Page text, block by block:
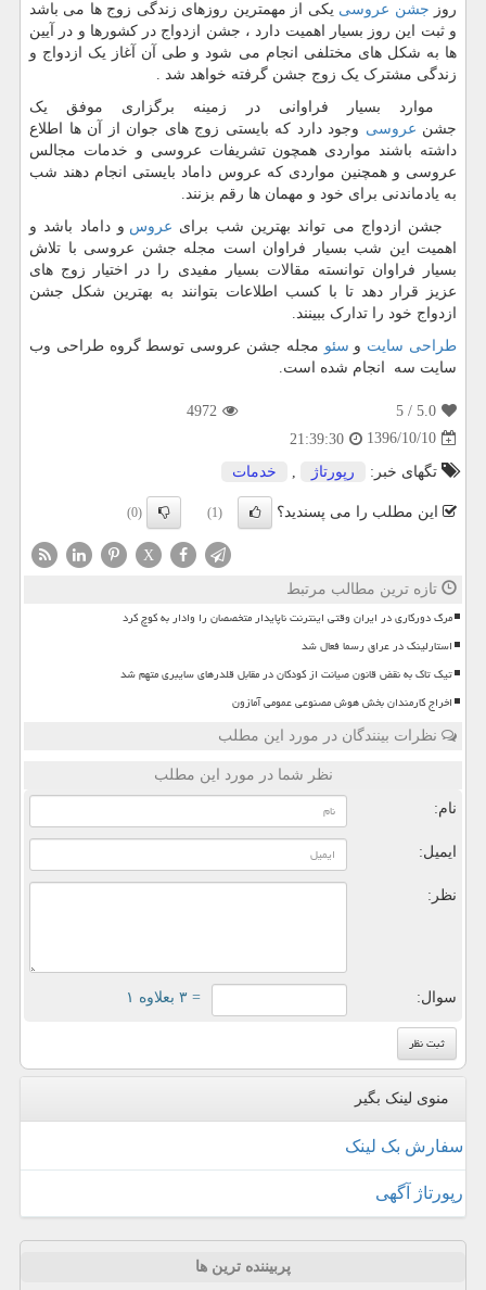
روز جشن عروسی یکی از مهمترین روزهای زندگی زوج ها می باشد
و ثبت این روز بسیار اهمیت دارد ، جشن ازدواج در کشورها و در آیین
ها به شکل های مختلفی انجام می شود و طی آن آغاز یک ازدواج و
زندگی مشترک یک زوج جشن گرفته خواهد شد .
موارد بسیار فراوانی در زمینه برگزاری موفق یک
جشن عروسی وجود دارد که بایستی زوج های جوان از آن ها اطلاع
داشته باشند مواردی همچون تشریفات عروسی و خدمات مجالس
عروسی و همچنین مواردی که عروس داماد بایستی انجام دهند شب
به یادماندنی برای خود و مهمان ها رقم بزنند.
جشن ازدواج می تواند بهترین شب برای عروس و داماد باشد و
اهمیت این شب بسیار فراوان است مجله جشن عروسی با تلاش
بسیار فراوان توانسته مقالات بسیار مفیدی را در اختیار زوج های
عزیز قرار دهد تا با کسب اطلاعات بتوانند به بهترین شکل جشن
ازدواج خود را تدارک ببینند.
طراحی سایت و سئو مجله جشن عروسی توسط گروه طراحی وب
سایت سه انجام شده است.
5.0
/ 5
4972
1396/10/10
21:39:30
تگهای خبر:
رپورتاژ خدمات
این مطلب را می پسندید؟ (1)
(0)
X
تازه ترین مطالب مرتبط
مرگ دورکاری در ایران وقتی اینترنت ناپایدار متخصصان را وادار به کوچ کرد
استارلینک در عراق رسما فعال شد
تیک تاک به نقض قانون صیانت از کودکان در مقابل قلدرهای سایبری متهم شد
اخراج کارمندان بخش هوش مصنوعی عمومی آمازون
نظرات بینندگان در مورد این مطلب
نظر شما در مورد این مطلب
نام:
ایمیل:
نظر:
سوال: = ۳ بعلاوه ۱
منوی لینک بگیر
سفارش بک لینک
رپورتاژ آگهی
پربیننده ترین ها